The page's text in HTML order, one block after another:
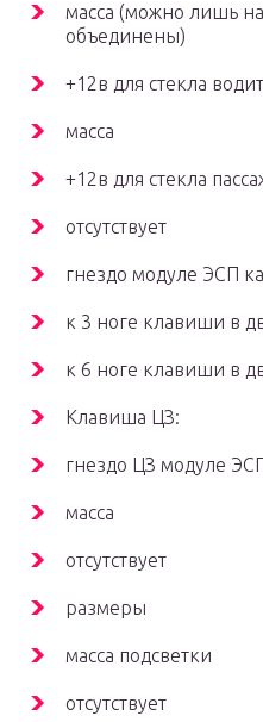
масса (можно лишь
объединены)
+12в для стекла
масса
+12в для стекла
отсутствует
гнездо модуле ЭСП
к 3 ноге клавиши в
к 6 ноге клавиши в
Клавиша ЦЗ:
гнездо ЦЗ модуле
масса
отсутствует
размеры
масса подсветки
отсутствует